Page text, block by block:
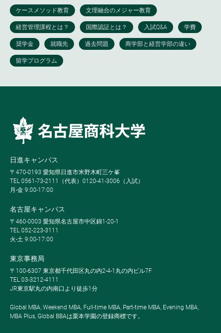
日進キャンパス
〒470-0193 愛知県日進市米野木町三ケ峯
TEL 0561-73-2111（代表）0120-41-3006（入試）
月-金 9:00-17:00
名古屋キャンパス
〒460-0003 愛知県名古屋市中区錦1-20-1
TEL 052-223-3111
火-土 9:00-17:00
東京事務局
〒100-6307 東京都千代田区丸の内2-4-1丸の内ビル7F
TEL 03-3212-4111
JR東京駅丸の内南口より徒歩1分
Global MBA, Weekend MBA, Full-time MBA, Part-time MBA, Evening MBA,
MBA Plus, Global BBAは栗本学園の登録商標です。